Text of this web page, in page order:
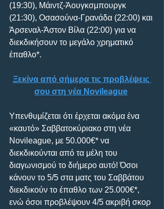
(19:30), Μάιντζ-Άουγκσμπουργκ
(21:30), Οσασούνα-Γρανάδα (22:00) και
Άρσεναλ-Άστον Βίλα (22:00) για να
διεκδικήσουν το μεγάλο χρηματικό
έπαθλο*.
Ξεκίνα από σήμερα τις προβλέψεις
σου στη νέα Novileague
Υπενθυμίζεται ότι έρχεται ακόμα ένα
«καυτό» Σαββατοκύριακο στη νέα
Novileague, με 50.000€* να
διεκδικούνται από τα μέλη του
διαγωνισμού το διήμερο αυτό! Όσοι
κάνουν το 5/5 στα ματς του Σαββάτου
διεκδικούν το έπαθλο των 25.000€*,
ενώ όσοι προβλέψουν 4/5 ακριβή σκορ